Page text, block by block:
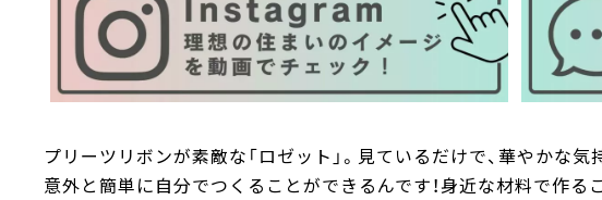
プリーツリボンが素敵な「ロゼット」。見ているだけで、華やかな
意外と簡単に自分でつくることができるんです！身近な材料で作る